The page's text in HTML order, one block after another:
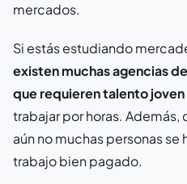
mercados.
Si estás estudiando
existen muchas agencias
que requieren talento joven
trabajar por horas. Además,
aún no muchas personas
trabajo bien pagado.